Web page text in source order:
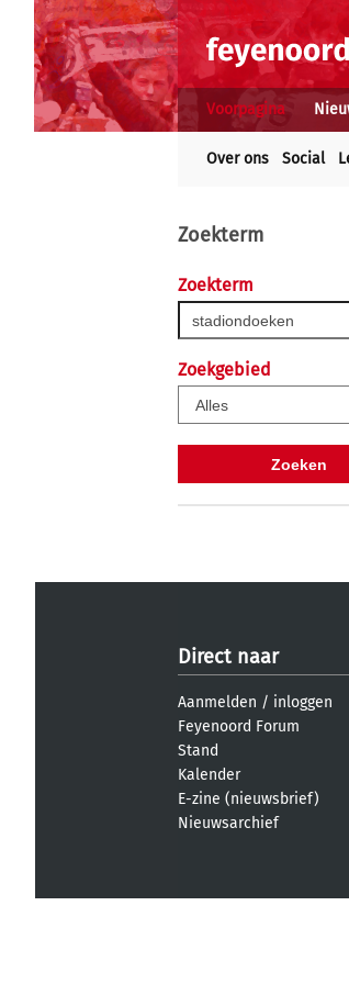
Voorpagina
Over ons Social
Zoekterm
Zoekterm
Zoekgebied
Direct naar
Aanmelden / inloggen
Feyenoord Forum
Stand
Kalender
E-zine (nieuwsbrief)
Nieuwsarchief